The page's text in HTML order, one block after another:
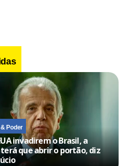
Poder
invadirem o Brasil, a
que abrir o portão, diz